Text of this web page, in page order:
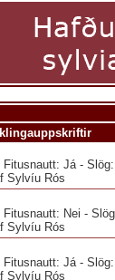
Já -
Sylvíu Rós
Nei -
Sylvíu Rós
Já -
Sylvíu Rós